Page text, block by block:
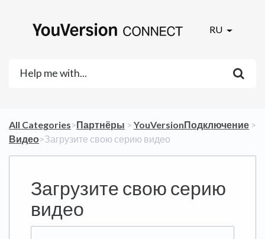
RU
All Categories​>​​Партнёры ​ > ​ ​YouVersionПодключение ​ >
​Видео​>​ Загрузите свою серию видео
Загрузите свою серию
видео